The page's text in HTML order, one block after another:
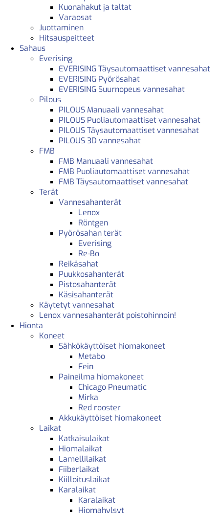
Kuonahakut ja taltat
Varaosat
Juottaminen
Hitsauspeitteet
Sahaus
Everising
EVERISING Täysautomaattiset vannesahat
EVERISING Pyörösahat
EVERISING Suurnopeus vannesahat
Pilous
PILOUS Manuaali vannesahat
PILOUS Puoliautomaattiset vannesahat
PILOUS Täysautomaattiset vannesahat
PILOUS 3D vannesahat
FMB
FMB Manuaali vannesahat
FMB Puoliautomaattiset vannesahat
FMB Täysautomaattiset vannesahat
Terät
Vannesahanterät
Lenox
Röntgen
Pyörösahan terät
Everising
Re-Bo
Reikäsahat
Puukkosahanterät
Pistosahanterät
Käsisahanterät
Käytetyt vannesahat
Lenox vannesahanterät poistohinnoin!
Hionta
Koneet
Sähkökäyttöiset hiomakoneet
Metabo
Fein
Paineilma hiomakoneet
Chicago Pneumatic
Mirka
Red rooster
Akkukäyttöiset hiomakoneet
Laikat
Katkaisulaikat
Hiomalaikat
Lamellilaikat
Fiiberlaikat
Kiilloituslaikat
Karalaikat
Karalaikat
Hiomahylsyt